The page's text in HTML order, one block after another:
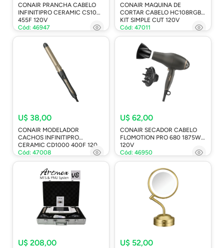
CONAIR PRANCHA CABELO
INFINITIPRO CERAMIC CS1001
455F 120V
Cód: 46947
CONAIR MAQUINA DE
CORTAR CABELO HC108RGB
KIT SIMPLE CUT 120V
Cód: 47011
U$ 38,00
CONAIR MODELADOR
CACHOS INFINITIPRO
CERAMIC CD1000 400F 120
Cód: 47008
U$ 62,00
CONAIR SECADOR CABELO
FLOMOTION PRO 680 1875W
120V
Cód: 46950
U$ 208,00 U$ 52,00